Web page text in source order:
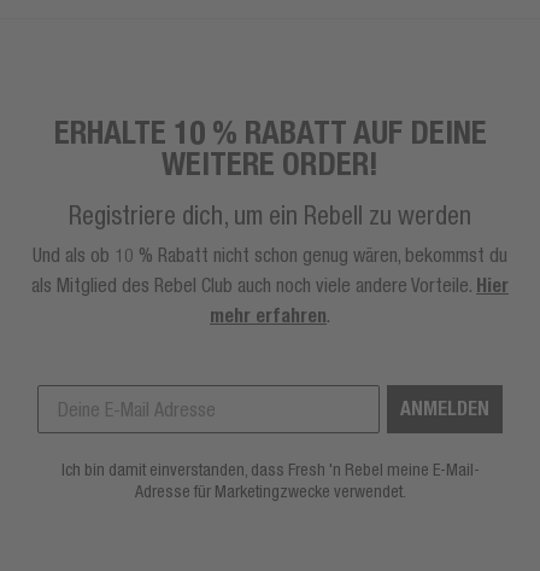
ERHALTE 10 % RABATT AUF DEINE
WEITERE ORDER!
Registriere dich, um ein Rebell zu werden
Und als ob 10 % Rabatt nicht schon genug wären, bekommst du
als Mitglied des Rebel Club auch noch viele andere Vorteile. Hier
mehr erfahren
ANMELDEN
Ich bin damit einverstanden, dass Fresh 'n Rebel meine E-Mail-
Adresse für Marketingzwecke verwendet.